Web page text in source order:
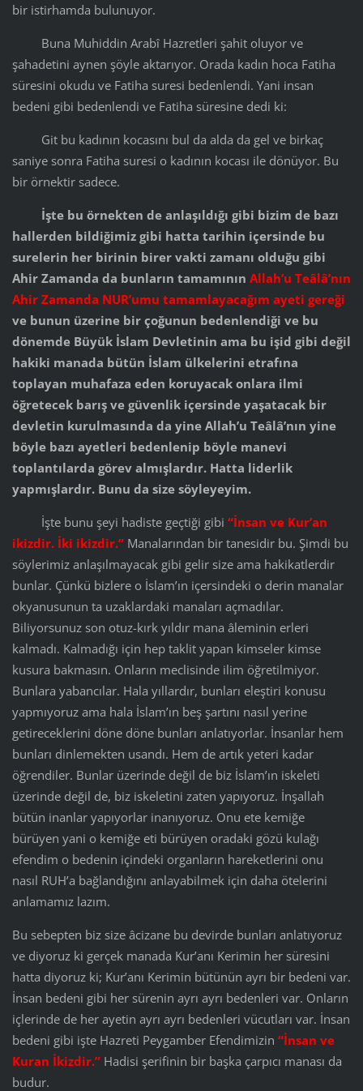
bir istirhamda bulunuyor.
Buna Muhiddin Arabî Hazretleri şahit oluyor ve
şahadetini aynen şöyle aktarıyor. Orada kadın hoca Fatiha
süresini okudu ve Fatiha suresi bedenlendi. Yani insan
bedeni gibi bedenlendi ve Fatiha süresine dedi ki:
Git bu kadının kocasını bul da alda da gel ve birkaç
saniye sonra Fatiha suresi o kadının kocası ile dönüyor. Bu
bir örnektir sadece.
İşte bu örnekten de anlaşıldığı gibi bizim de bazı
hallerden bildiğimiz gibi hatta tarihin içersinde bu
surelerin her birinin birer vakti zamanı olduğu gibi
Ahir Zamanda da bunların tamamının Allah’u Teâlâ’nın
Ahir Zamanda NUR’umu tamamlayacağım ayeti gereği
ve bunun üzerine bir çoğunun bedenlendiği ve bu
dönemde Büyük İslam Devletinin ama bu işid gibi değil
hakiki manada bütün İslam ülkelerini etrafına
toplayan muhafaza eden koruyacak onlara ilmi
öğretecek barış ve güvenlik içersinde yaşatacak bir
devletin kurulmasında da yine Allah’u Teâlâ’nın yine
böyle bazı ayetleri bedenlenip böyle manevi
toplantılarda görev almışlardır. Hatta liderlik
yapmışlardır. Bunu da size söyleyeyim.
İşte bunu şeyi hadiste geçtiği gibi “İnsan ve Kur’an
ikizdir. İki ikizdir.” Manalarından bir tanesidir bu. Şimdi bu
söylerimiz anlaşılmayacak gibi gelir size ama hakikatlerdir
bunlar. Çünkü bizlere o İslam’ın içersindeki o derin manalar
okyanusunun ta uzaklardaki manaları açmadılar.
Biliyorsunuz son otuz-kırk yıldır mana âleminin erleri
kalmadı. Kalmadığı için hep taklit yapan kimseler kimse
kusura bakmasın. Onların meclisinde ilim öğretilmiyor.
Bunlara yabancılar. Hala yıllardır, bunları eleştiri konusu
yapmıyoruz ama hala İslam’ın beş şartını nasıl yerine
getireceklerini döne döne bunları anlatıyorlar. İnsanlar hem
bunları dinlemekten usandı. Hem de artık yeteri kadar
öğrendiler. Bunlar üzerinde değil de biz İslam’ın iskeleti
üzerinde değil de, biz iskeletini zaten yapıyoruz. İnşallah
bütün inanlar yapıyorlar inanıyoruz. Onu ete kemiğe
bürüyen yani o kemiğe eti bürüyen oradaki gözü kulağı
efendim o bedenin içindeki organların hareketlerini onu
nasıl RUH’a bağlandığını anlayabilmek için daha ötelerini
anlamamız lazım.
Bu sebepten biz size âcizane bu devirde bunları anlatıyoruz
ve diyoruz ki gerçek manada Kur’anı Kerimin her süresini
hatta diyoruz ki; Kur’anı Kerimin bütünün ayrı bir bedeni var.
İnsan bedeni gibi her sürenin ayrı ayrı bedenleri var. Onların
içlerinde de her ayetin ayrı ayrı bedenleri vücutları var. İnsan
bedeni gibi işte Hazreti Peygamber Efendimizin “İnsan ve
Kuran İkizdir.” Hadisi şerifinin bir başka çarpıcı manası da
budur.